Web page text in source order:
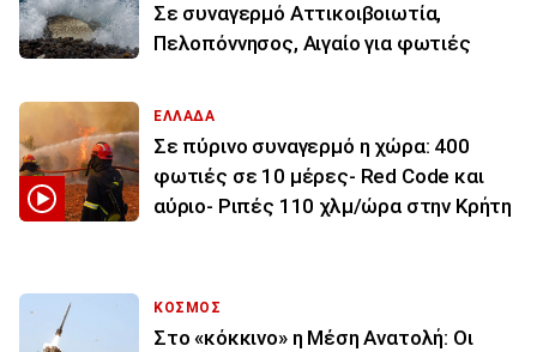
Σε συναγερμό Αττικοιβοιωτία,
Πελοπόννησος, Αιγαίο για φωτιές
ΕΛΛΑΔΑ
Σε πύρινο συναγερμό η χώρα: 400
φωτιές σε 10 μέρες- Red Code και
αύριο- Ριπές 110 χλμ/ώρα στην Κρήτη
ΚΟΣΜΟΣ
Στο «κόκκινο» η Μέση Ανατολή: Οι